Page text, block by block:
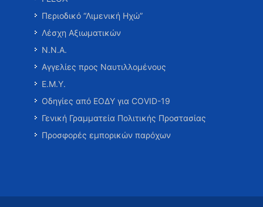
Περιοδικό “Λιμενική Ηχώ”
Λέσχη Αξιωματικών
Ν.Ν.Α.
Αγγελίες προς Ναυτιλλομένους
Ε.Μ.Υ.
Οδηγίες από ΕΟΔΥ για COVID-19
Γενική Γραμματεία Πολιτικής Προστασίας
Προσφορές εμπορικών παρόχων